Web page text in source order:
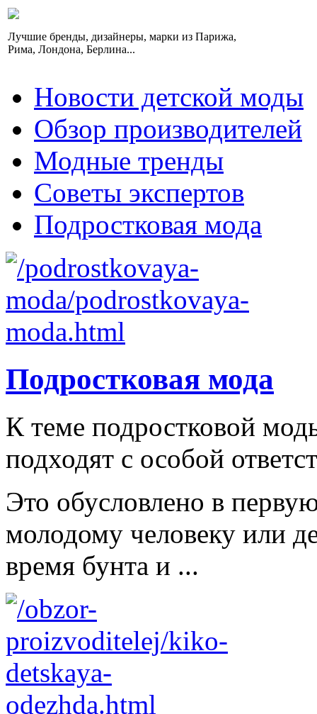
Лучшие бренды, дизайнеры, марки из Парижа,
Рима, Лондона, Берлина...
Новости детской моды
Обзор производителей
Модные тренды
Советы экспертов
Подростковая мода
Подростковая мода
К теме подростковой
подходят с особой
Это обусловлено в
молодому человеку или
время бунта и ...